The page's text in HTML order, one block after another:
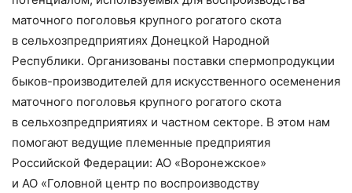
маточного поголовья крупного рогатого скота
в сельхозпредприятиях Донецкой Народной
Республики. Организованы поставки спермопродукции
быков-­производителей для искусственного осеменения
маточного поголовья крупного рогатого скота
в сельхозпредприятиях и частном секторе. В этом нам
помогают ведущие племенные предприятия
Российской Федерации: АО «Воронежское»
и АО «Головной центр по воспроизводству